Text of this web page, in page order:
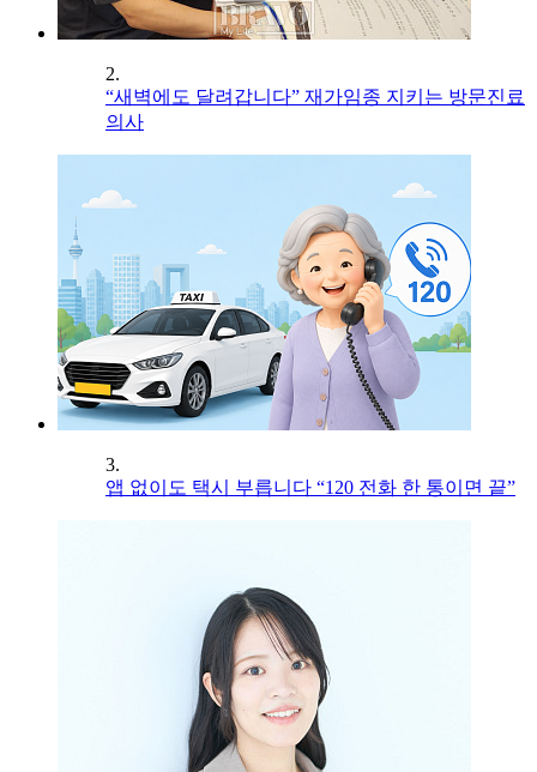
2.
“새벽에도 달려갑니다” 재가임종 지키는 방문진료
의사
3.
앱 없이도 택시 부릅니다 “120 전화 한 통이면 끝”